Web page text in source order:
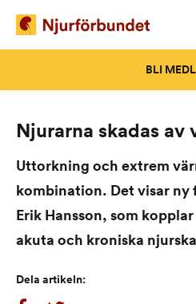
content
BLI
Njurarna skadas av
Uttorkning och extrem
kombination. Det visar ny
Erik Hansson, som
akuta och kroniska
Dela artikeln: